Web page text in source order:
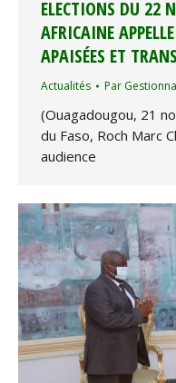
ELECTIONS DU 22
AFRICAINE
APAISÉES ET
Actualités Par
(Ouagadougou, 21
du Faso, Roch Marc
audience